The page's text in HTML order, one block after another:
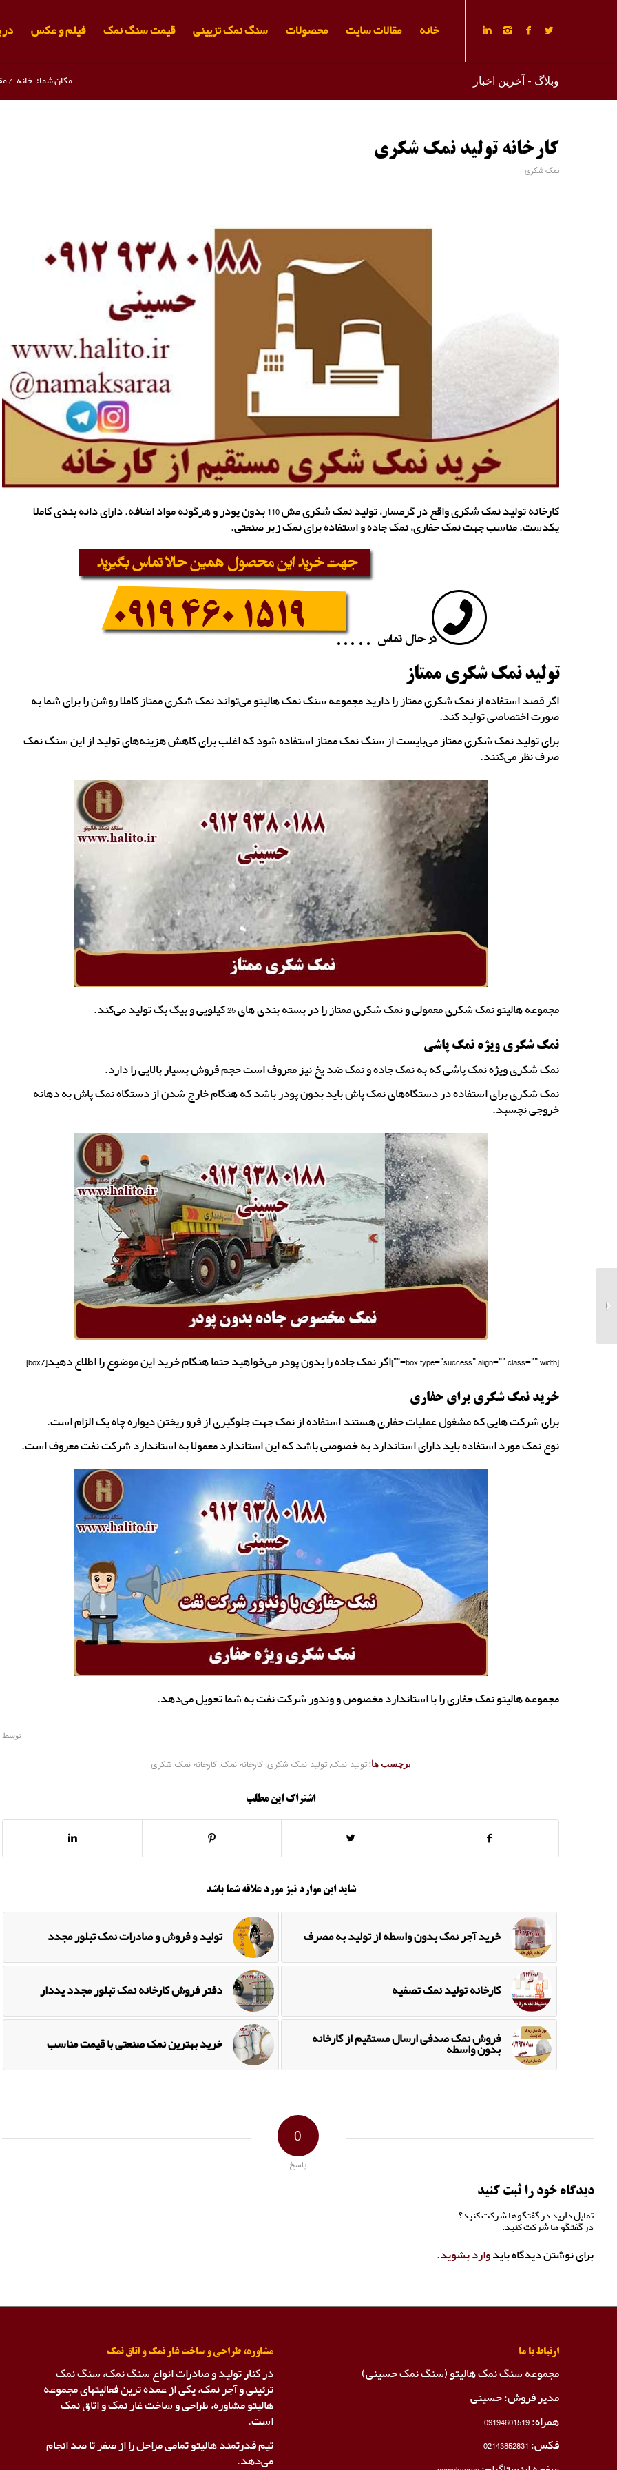
خانه مقالات سایت محصولات سنگ نمک تزیینی قیمت سنگ نمک فیلم و عکس
وبلاگ - آخرین اخبار مکان شما: خانه /
کارخانه تولید نمک شکری
نمک شکری
کارخانه تولید نمک شکری واقع در گرمسار، تولید نمک شکری مش 110 بدون پودر و هرگونه مواد اضافه. دارای دانه بندی کاملا
یکدست. مناسب جهت نمک حفاری، نمک جاده و استفاده برای نمک زبر صنعتی.
تولید نمک شکری ممتاز
اگر قصد استفاده از نمک شکری ممتاز را دارید مجموعه سنگ نمک هالیتو می‌تواند نمک شکری ممتاز کاملا روشن را برای شما به
صورت اختصاصی تولید کند.
برای تولید نمک شکری ممتاز می‌بایست از سنگ نمک ممتاز استفاده شود که اغلب برای کاهش هزینه‌های تولید از این سنگ نمک
صرف نظر می‌کنند.
مجموعه هالیتو نمک شکری معمولی و نمک شکری ممتاز را در بسته بندی های 25 کیلویی و بیگ بگ تولید می‌کند.
نمک شکری ویژه نمک پاشی
نمک شکری ویژه نمک پاشی که به نمک جاده و نمک ضد یخ نیز معروف است حجم فروش بسیار بالایی را دارد.
نمک شکری برای استفاده در دستگاه‌های نمک پاش باید بدون پودر باشد که هنگام خارج شدن از دستگاه نمک پاش به دهانه
خروجی نچسبد.
[box type=”success” align=”” class=”” width=””]اگر نمک جاده را بدون پودر می‌خواهید حتما هنگام خرید این موضوع را اطلاع دهید[/box]
خرید نمک شکری برای حفاری
برای شرکت هایی که مشغول عملیات حفاری هستند استفاده از نمک جهت جلوگیری از فرو ریختن دیواره چاه یک الزام است.
نوع نمک مورد استفاده باید دارای استاندارد به خصوصی باشد که این استاندارد معمولا به استاندارد شرکت نفت معروف است.
مجموعه هالیتو نمک حفاری را با استاندارد مخصوص و وندور شرکت نفت به شما تحویل می‌دهد.
توسط
برچسب ها:تولید نمک,تولید نمک شکری,کارخانه نمک,کارخانه نمک شکری
اشتراک این مطلب
شاید این موارد نیز مورد علاقه شما باشد
تولید و فروش و صادرات نمک تبلور مجدد خرید آجر نمک بدون واسطه از تولید به مصرف
دفتر فروش کارخانه نمک تبلور مجدد یددار کارخانه تولید نمک تصفیه
خرید بهترین نمک صنعتی با قیمت مناسب فروش نمک صدفی ارسال مستقیم از کارخانه
بدون واسطه
0
پاسخ
دیدگاه خود را ثبت کنید
تمایل دارید در گفتگوها شرکت کنید؟
در گفتگو ها شرکت کنید.
برای نوشتن دیدگاه بایدوارد بشوید.
ارتباط با ما
مجموعه سنگ نمک هالیتو (سنگ نمک حسینی)
مدیر فروش: حسینی
همراه:09194601519
فکس:02143852831
مشاوره، طراحی و ساخت غار نمک و اتاق نمک
در کنار تولید و صادرات انواع سنگ نمک، سنگ نمک
ترئینی و آجر نمک، یکی از عمده ترین فعالیتهای مجموعه
هالیتو مشاوره، طراحی و ساخت غار نمک و اتاق نمک
است.
تیم قدرتمند هالیتو تمامی مراحل را از صفر تا صد انجام
می‌دهد.
فروش نمک خوراکی